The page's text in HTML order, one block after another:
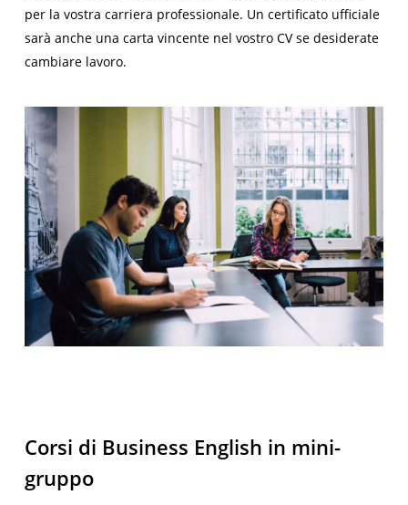
per la vostra carriera professionale. Un certificato ufficiale
sarà anche una carta vincente nel vostro CV se desiderate
cambiare lavoro.
Corsi di Business English in mini-
gruppo